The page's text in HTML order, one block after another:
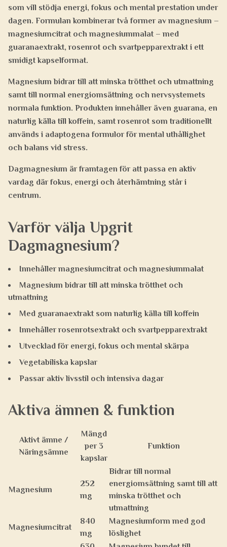
som vill stödja energi, fokus och mental prestation under
dagen. Formulan kombinerar två former av magnesium –
magnesiumcitrat och magnesiummalat – med
guaranaextrakt, rosenrot och svartpepparextrakt i ett
smidigt kapselformat.
Magnesium bidrar till att minska trötthet och utmattning
samt till normal energiomsättning och nervsystemets
normala funktion. Produkten innehåller även guarana, en
naturlig källa till koffein, samt rosenrot som traditionellt
används i adaptogena formulor för mental uthållighet
och balans vid stress.
Dagmagnesium är framtagen för att passa en aktiv
vardag där fokus, energi och återhämtning står i
centrum.
Varför välja Upgrit
Dagmagnesium?
Innehåller magnesiumcitrat och magnesiummalat
Magnesium bidrar till att minska trötthet och
utmattning
Med guaranaextrakt som naturlig källa till koffein
Innehåller rosenrotsextrakt och svartpepparextrakt
Utvecklad för energi, fokus och mental skärpa
Vegetabiliska kapslar
Passar aktiv livsstil och intensiva dagar
Aktiva ämnen & funktion
Aktivt ämne /
Näringsämne
Mängd
per 3
kapslar
Funktion
Magnesium
252
mg
Bidrar till normal
energiomsättning samt till att
minska trötthet och
utmattning
Magnesiumcitrat
840
mg
Magnesiumform med god
löslighet